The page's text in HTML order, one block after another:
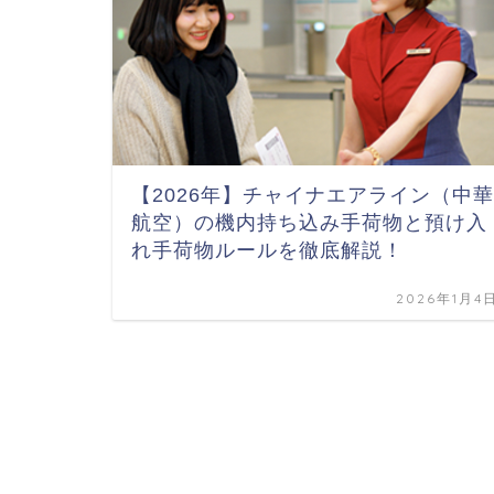
【2026年】チャイナエアライン（中華
航空）の機内持ち込み手荷物と預け入
れ手荷物ルールを徹底解説！
2026年1月4